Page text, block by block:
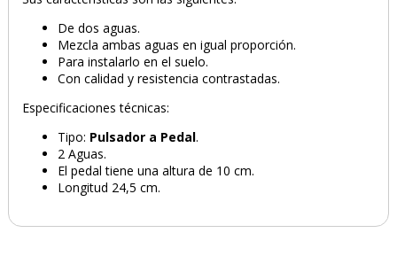
De dos aguas.
Mezcla ambas aguas en igual proporción.
Para instalarlo en el suelo.
Con calidad y resistencia contrastadas.
Especificaciones técnicas:
Tipo: Pulsador a Pedal.
2 Aguas.
El pedal tiene una altura de 10 cm.
Longitud 24,5 cm.